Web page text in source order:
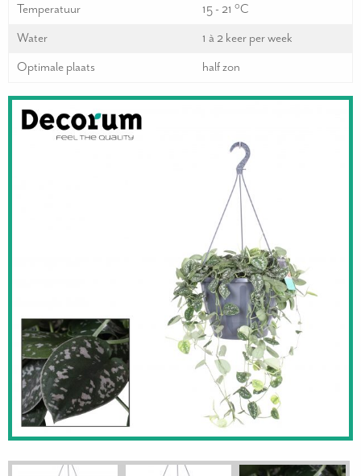
Temperatuur
15 - 21 °C
Water
1 à 2 keer per week
Optimale plaats
half zon